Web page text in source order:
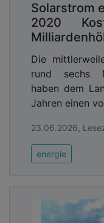
Solarstrom
2020
Die
rund sechs
haben dem
Jahren einen
23.06.2026,
energie